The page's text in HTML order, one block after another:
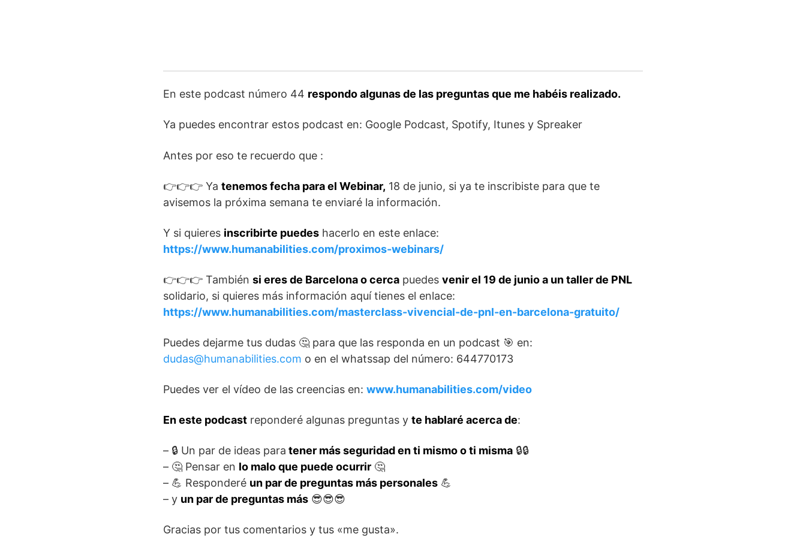
En este podcast número 44 respondo algunas de las preguntas que me habéis realizado.
Ya puedes encontrar estos podcast en: Google Podcast, Spotify, Itunes y Spreaker
Antes por eso te recuerdo que :
👉👉👉 Ya tenemos fecha para el Webinar, 18 de junio, si ya te inscribiste para que te
avisemos la próxima semana te enviaré la información.
Y si quieres inscribirte puedes hacerlo en este enlace:
https://www.humanabilities.com/proximos-webinars/
👉👉👉 También si eres de Barcelona o cerca puedes venir el 19 de junio a un taller de PNL
solidario, si quieres más información aquí tienes el enlace:
https://www.humanabilities.com/masterclass-vivencial-de-pnl-en-barcelona-gratuito/
Puedes dejarme tus dudas 🤔 para que las responda en un podcast 🎯 en:
dudas@humanabilities.com o en el whatssap del número: 644770173
Puedes ver el vídeo de las creencias en: www.humanabilities.com/video
En este podcast reponderé algunas preguntas y te hablaré acerca de:
– 🔒 Un par de ideas para tener más seguridad en ti mismo o ti misma 🔒🔒
– 🤔 Pensar en lo malo que puede ocurrir 🤔
– 💪 Responderé un par de preguntas más personales 💪
– y un par de preguntas más 😎😎😎
Gracias por tus comentarios y tus «me gusta».